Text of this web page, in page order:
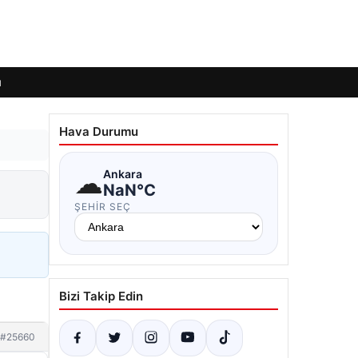
#25660
Hava Durumu
☁Ankara
NaN°C
ŞEHIR SEÇ
Bizi Takip Edin